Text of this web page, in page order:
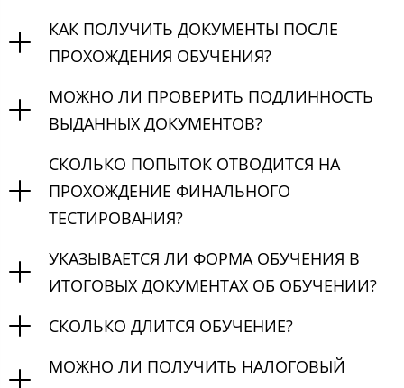
КАК ПОЛУЧИТЬ ДОКУМЕНТЫ ПОСЛЕ
ПРОХОЖДЕНИЯ ОБУЧЕНИЯ?
МОЖНО ЛИ ПРОВЕРИТЬ ПОДЛИННОСТЬ
ВЫДАННЫХ ДОКУМЕНТОВ?
СКОЛЬКО ПОПЫТОК ОТВОДИТСЯ НА
ПРОХОЖДЕНИЕ ФИНАЛЬНОГО
ТЕСТИРОВАНИЯ?
УКАЗЫВАЕТСЯ ЛИ ФОРМА ОБУЧЕНИЯ В
ИТОГОВЫХ ДОКУМЕНТАХ ОБ ОБУЧЕНИИ?
СКОЛЬКО ДЛИТСЯ ОБУЧЕНИЕ?
МОЖНО ЛИ ПОЛУЧИТЬ НАЛОГОВЫЙ